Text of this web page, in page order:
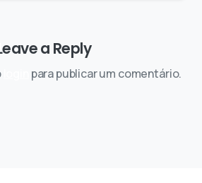
a Reply
para publicar um comentário.